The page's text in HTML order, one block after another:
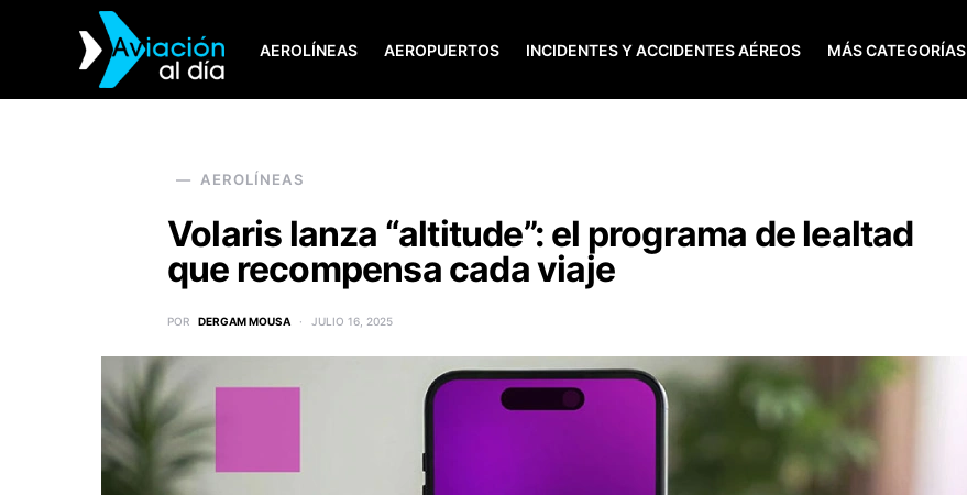
AEROLÍNEAS AEROPUERTOS INCIDENTES Y ACCIDENTES AÉREOS MÁS CATEGORÍAS
SEARCH FOR:
AEROLÍNEAS
Volaris lanza “altitude”: el programa de lealtad
que recompensa cada viaje
POR DERGAM MOUSA JULIO 16, 2025